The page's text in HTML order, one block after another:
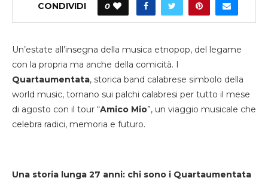
CONDIVIDI 0
Un’estate all’insegna della musica etnopop, del legame
con la propria ma anche della comicità. I
Quartaumentata, storica band calabrese simbolo della
world music, tornano sui palchi calabresi per tutto il mese
di agosto con il tour “Amico Mio”, un viaggio musicale che
celebra radici, memoria e futuro.
Una storia lunga 27 anni: chi sono i Quartaumentata